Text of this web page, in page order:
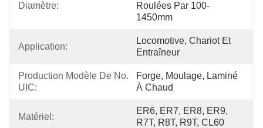
Diamètre:
Roulées Par 100-
1450mm
Application:
Locomotive, Chariot Et
Entraîneur
Production Modèle De No.
UIC:
Forge, Moulage, Laminé
À Chaud
Matériel:
ER6, ER7, ER8, ER9,
R7T, R8T, R9T, CL60